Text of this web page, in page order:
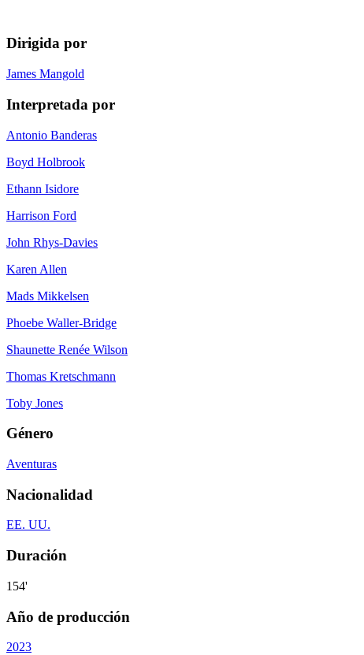
Dirigida por
James Mangold
Interpretada por
Antonio Banderas
Boyd Holbrook
Ethann Isidore
Harrison Ford
John Rhys-Davies
Karen Allen
Mads Mikkelsen
Phoebe Waller-Bridge
Shaunette Renée Wilson
Thomas Kretschmann
Toby Jones
Género
Aventuras
Nacionalidad
EE. UU.
Duración
154'
Año de producción
2023